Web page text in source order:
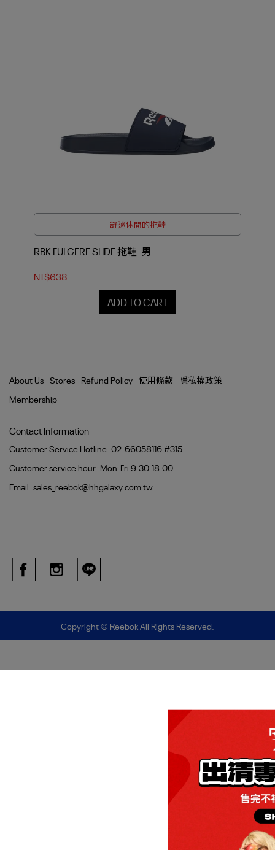
舒適休閒的拖鞋
RBK FULGERE SLIDE 拖鞋_男
NT$638
ADD TO CART
About Us Stores Refund Policy 使用條款
隱私權政策
Membership
Contact Information
Customer Service Hotline: 02-66058116 #315
Customer service hour: Mon-Fri 9:30-18:00
Email: sales_reebok@hhgalaxy.com.tw
Copyright © Reebok All Rights Reserved.